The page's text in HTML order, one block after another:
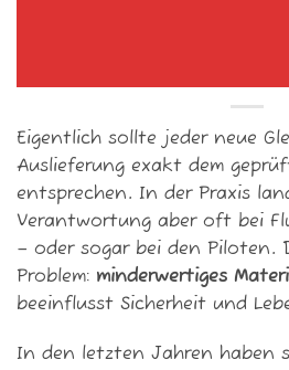
Eigentlich sollte jeder neue
Auslieferung exakt dem
entsprechen. In der Praxis
Verantwortung aber oft bei
– oder sogar bei den Piloten.
Problem: minderwertiges
beeinflusst Sicherheit und
In den letzten Jahren haben